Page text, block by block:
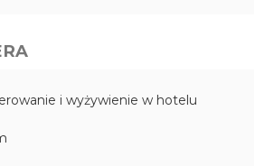
i wyżywienie w hotelu